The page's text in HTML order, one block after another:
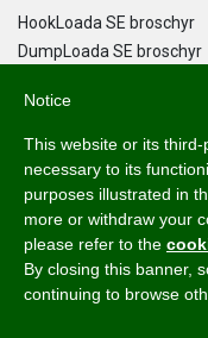
HookLoada SE broschyr
DumpLoada SE broschyr
Språk
English
Svenska
Dansk
Norsk Bokmål
Notice
This website or its
necessary to its
purposes illustrated in
more or withdraw your
please refer to the
By closing this banner,
continuing to browse